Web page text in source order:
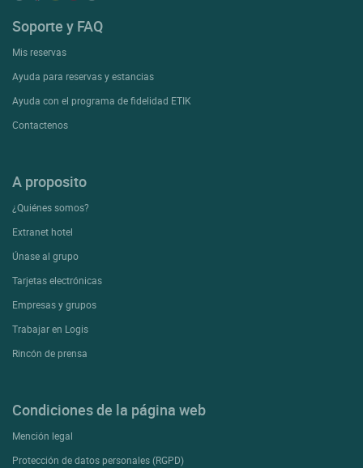
Soporte y FAQ
Mis reservas
Ayuda para reservas y estancias
Ayuda con el programa de fidelidad ETIK
Contactenos
A proposito
¿Quiénes somos?
Extranet hotel
Únase al grupo
Tarjetas electrónicas
Empresas y grupos
Trabajar en Logis
Rincón de prensa
Condiciones de la página web
Mención legal
Protección de datos personales (RGPD)